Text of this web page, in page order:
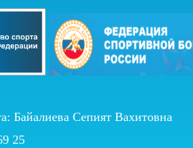
Байалиева Сепият Вахитовна
25